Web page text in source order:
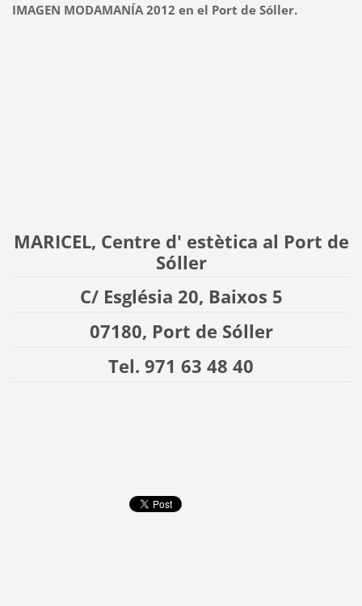
IMAGEN MODAMANÍA 2012 en el Port de Sóller.
MARICEL, Centre d' estètica al Port de
Sóller
C/ Església 20, Baixos 5
07180, Port de Sóller
Tel. 971 63 48 40